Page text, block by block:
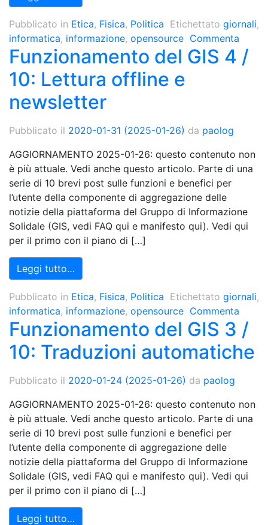
Pubblicato in Etica, Fisica, Politica Etichettato giornali,
informatica, informazione, opensource Commenta
Funzionamento del GIS 4 /
10: Lettura offline e
newsletter
Pubblicato il 2020-01-31 (2025-01-26) da paolog
AGGIORNAMENTO 2025-01-26: questo contenuto non
è più attuale. Vedi anche questo articolo. Parte di una
serie di 10 brevi post sulle funzioni e benefici per
l’utente della componente di aggregazione delle
notizie della piattaforma del Gruppo di Informazione
Solidale (GIS, vedi FAQ qui e manifesto qui). Vedi qui
per il primo con il piano di […]
Leggi tutto…
Pubblicato in Etica, Fisica, Politica Etichettato giornali,
informatica, informazione, opensource Commenta
Funzionamento del GIS 3 /
10: Traduzioni automatiche
Pubblicato il 2020-01-24 (2025-01-26) da paolog
AGGIORNAMENTO 2025-01-26: questo contenuto non
è più attuale. Vedi anche questo articolo. Parte di una
serie di 10 brevi post sulle funzioni e benefici per
l’utente della componente di aggregazione delle
notizie della piattaforma del Gruppo di Informazione
Solidale (GIS, vedi FAQ qui e manifesto qui). Vedi qui
per il primo con il piano di […]
Leggi tutto…